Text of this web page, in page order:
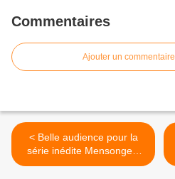
Commentaires
Ajouter un commentaire
< Belle audience pour la
série inédite Mensonges,
diffusée ce jeudi sur TF1.